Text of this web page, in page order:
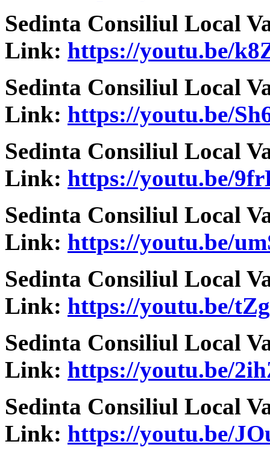
Sedinta Consiliul Local
Link: https://youtu.be/
Sedinta Consiliul Local
Link: https://youtu.be/
Sedinta Consiliul Local
Link: https://youtu.be/
Sedinta Consiliul Local
Link: https://youtu.be/
Sedinta Consiliul Local
Link: https://youtu.be/
Sedinta Consiliul Local
Link: https://youtu.be/
Sedinta Consiliul Local
Link: https://youtu.be/